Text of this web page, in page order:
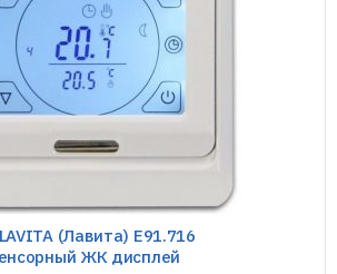
(Лавита) E91.716
ЖК дисплей